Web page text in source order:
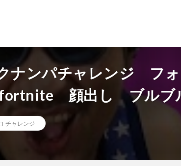
ナンパチャレンジ フ
fortnite 顔出し ブルブ
チャレンジ